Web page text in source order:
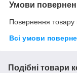
Умови
Повернення товару
Всі умови
Подібні товари